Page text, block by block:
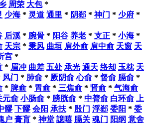
周荣 大包*
少海* 灵道 通里 * 阴郄 * 神门 * 少府 *
后溪 * 腕骨 * 阳谷 养老 * 支正 * 小海*
天宗 * 秉风 曲垣 肩外俞 肩中俞 天窗 天
宫 *
* 眉冲 曲差 五处 承光 通天 络却 玉枕 天
风门 * 肺俞* 厥阴俞 心俞* 督俞 膈俞*
* 脾俞* 胃俞* 三焦俞* 肾俞* 气海俞
元俞 小肠俞* 膀胱俞* 中膂俞 白环俞 上
髎 下髎 会阳 承扶 * 殷门 浮郄 委阳 * 委
户 膏肓 * 神堂 譩嘻 膈关 魂门 阳纲 意舍